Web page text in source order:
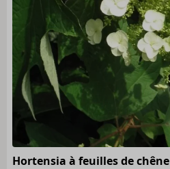
Hortensia à feuilles de chêne